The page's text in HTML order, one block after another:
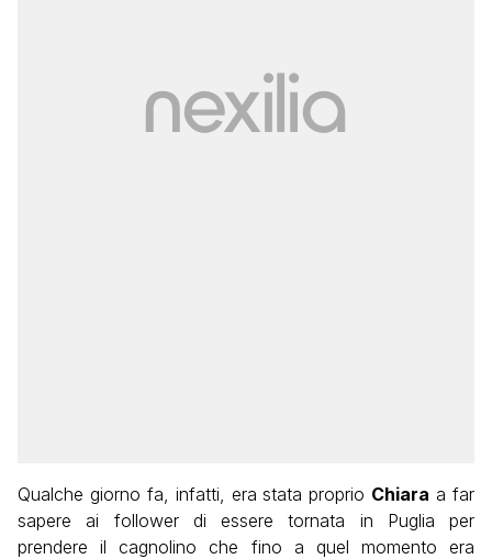
Qualche giorno fa, infatti, era stata proprio Chiara a far
sapere ai follower di essere tornata in Puglia per
prendere il cagnolino che fino a quel momento era